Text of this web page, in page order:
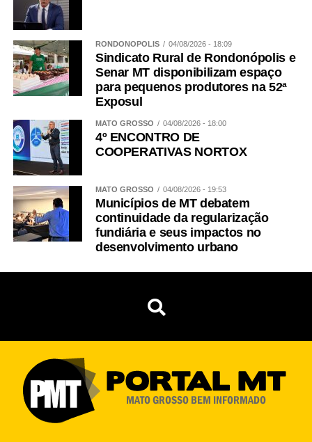
RONDONÓPOLIS 04/08/2026 - 18:09
Sindicato Rural de Rondonópolis e
Senar MT disponibilizam espaço
para pequenos produtores na 52ª
Exposul
MATO GROSSO 04/08/2026 - 18:00
4º ENCONTRO DE
COOPERATIVAS NORTOX
MATO GROSSO 04/08/2026 - 19:53
Municípios de MT debatem
continuidade da regularização
fundiária e seus impactos no
desenvolvimento urbano